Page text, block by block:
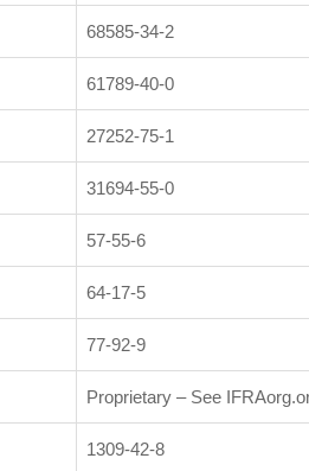
68585-34-2
61789-40-0
27252-75-1
31694-55-0
57-55-6
64-17-5
77-92-9
Proprietary – See
1309-42-8